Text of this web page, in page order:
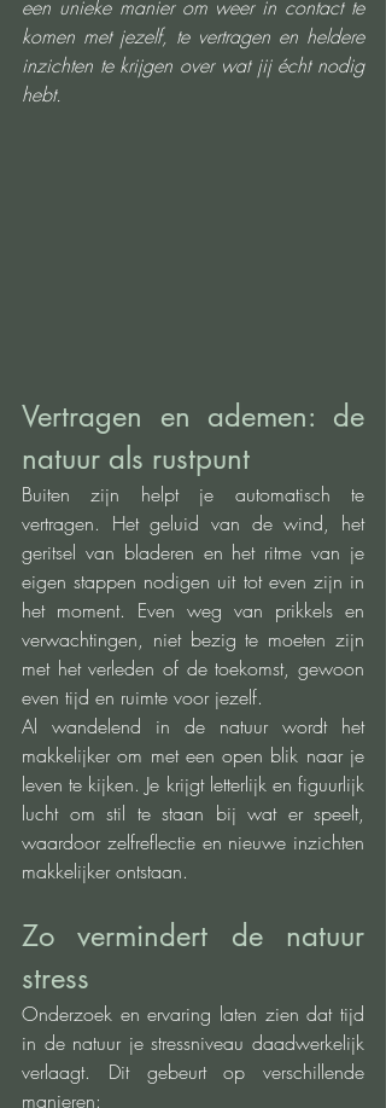
een unieke manier om weer in contact te
komen met jezelf, te vertragen en heldere
inzichten te krijgen over wat jij écht nodig
hebt.
Vertragen en ademen: de
natuur als rustpunt
Buiten zijn helpt je automatisch te
vertragen. Het geluid van de wind, het
geritsel van bladeren en het ritme van je
eigen stappen nodigen uit tot even zijn in
het moment. Even weg van prikkels en
verwachtingen, niet bezig te moeten zijn
met het verleden of de toekomst, gewoon
even tijd en ruimte voor jezelf.
Al wandelend in de natuur wordt het
makkelijker om met een open blik naar je
leven te kijken. Je krijgt letterlijk en figuurlijk
lucht om stil te staan bij wat er speelt,
waardoor zelfreflectie en nieuwe inzichten
makkelijker ontstaan.
Zo vermindert de natuur
stress
Onderzoek en ervaring laten zien dat tijd
in de natuur je stressniveau daadwerkelijk
verlaagt. Dit gebeurt op verschillende
manieren: